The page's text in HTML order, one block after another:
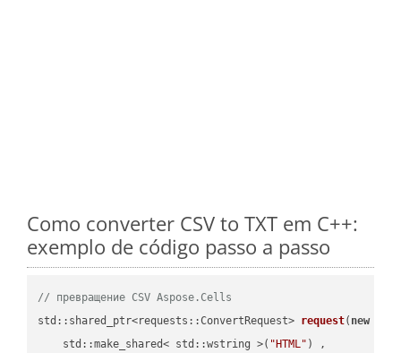
Como converter CSV to TXT em C++:
exemplo de código passo a passo
// превращение CSV Aspose.Cells
std::shared_ptr<requests::ConvertRequest> request( new
    std::make_shared< std::wstring >(
"HTML" ) ,